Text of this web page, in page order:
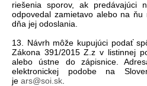
riešenia sporov, ak predávajúci
odpovedal zamietavo alebo na
dňa jej odoslania.
13. Návrh môže kupujúci podať
Zákona 391/2015 Z.z v listinnej
alebo ústne do zápisnice.
elektronickej podobe na
je ars@soi.sk